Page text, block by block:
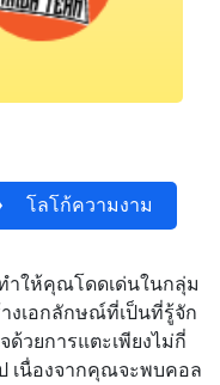
โลโก้ความงาม
ำให้คุณโดดเด่นในกลุ่ม
เอกลักษณ์ที่เป็นที่รู้จัก
วยการแตะเพียงไม่กี่
เนื่องจากคุณจะพบคอล